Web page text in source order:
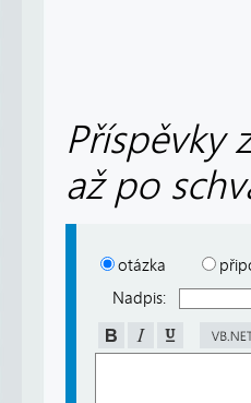
Příspěvky
až po
otázka
Nadpis: